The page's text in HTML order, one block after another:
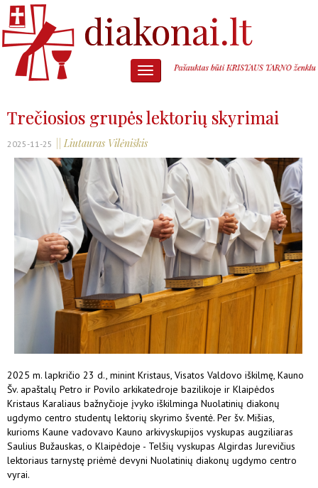
Trečiosios grupės lektorių skyrimai
2025-11-25 || Liutauras Vilėniškis
2025 m. lapkričio 23 d., minint Kristaus, Visatos Valdovo iškilmę, Kauno
Šv. apaštalų Petro ir Povilo arkikatedroje bazilikoje ir Klaipėdos
Kristaus Karaliaus bažnyčioje įvyko iškilminga Nuolatinių diakonų
ugdymo centro studentų lektorių skyrimo šventė. Per šv. Mišias,
kurioms Kaune vadovavo Kauno arkivyskupijos vyskupas augziliaras
Saulius Bužauskas, o Klaipėdoje - Telšių vyskupas Algirdas Jurevičius
lektoriaus tarnystę priėmė devyni Nuolatinių diakonų ugdymo centro
vyrai.